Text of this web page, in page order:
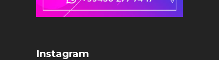
Instagram